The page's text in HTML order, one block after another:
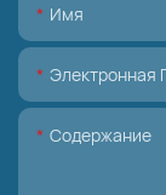
Имя
Электронная
Содержание